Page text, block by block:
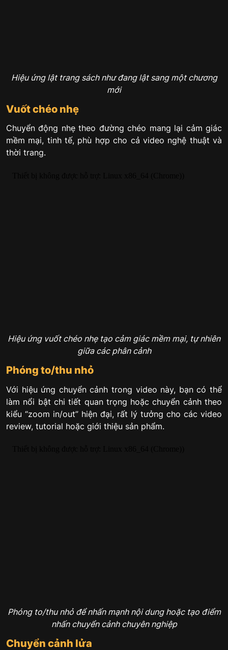
Hiệu ứng lật trang sách như đang lật sang một chương
mới
Vuốt chéo nhẹ
Chuyển động nhẹ theo đường chéo mang lại cảm giác
mềm mại, tinh tế, phù hợp cho cả video nghệ thuật và
thời trang.
Hiệu ứng vuốt chéo nhẹ tạo cảm giác mềm mại, tự nhiên
giữa các phân cảnh
Phóng to/thu nhỏ
Với hiệu ứng chuyển cảnh trong video này, bạn có thể
làm nổi bật chi tiết quan trọng hoặc chuyển cảnh theo
kiểu “zoom in/out” hiện đại, rất lý tưởng cho các video
review, tutorial hoặc giới thiệu sản phẩm.
Phóng to/thu nhỏ để nhấn mạnh nội dung hoặc tạo điểm
nhấn chuyển cảnh chuyên nghiệp
Chuyển cảnh lửa